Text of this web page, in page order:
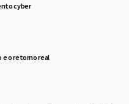
cyber
e o retorno real